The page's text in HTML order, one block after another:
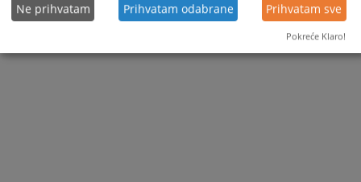
Ne prihvatam Prihvatam odabrane Prihvatam sve
Pokreće Klaro!